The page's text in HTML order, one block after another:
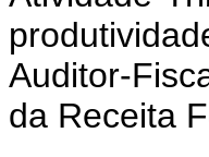
Auditor-
da Receita